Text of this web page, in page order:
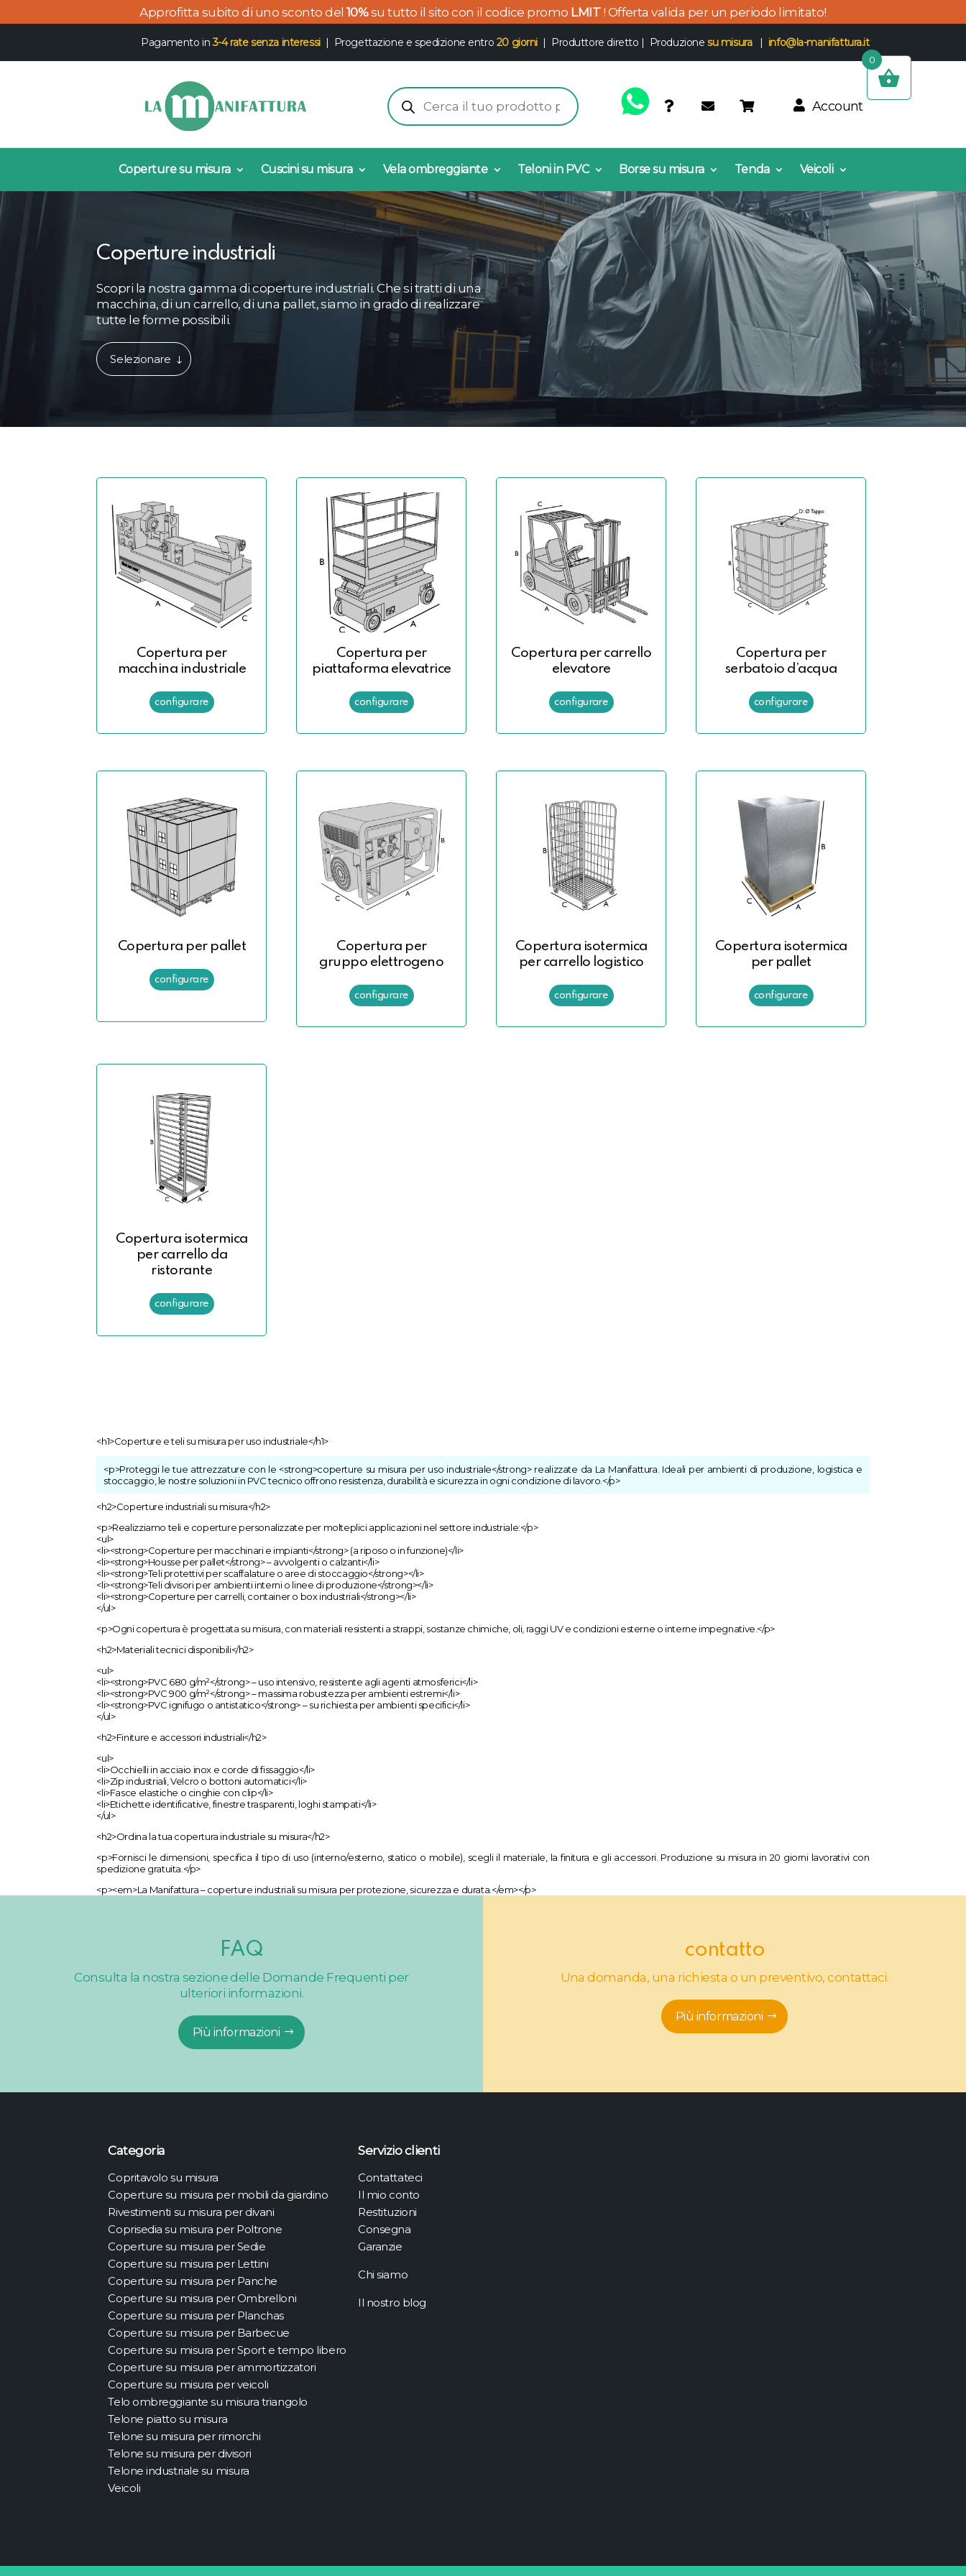
Approfitta subito di uno sconto del 10%su tutto il sito con il codice promo LMIT! Offerta valida per un periodo limitato!
Pagamento in3-4 rate senza interessi| Progettazione e spedizione entro 20 giorni | Produttore diretto | Produzionesu misura| info@la-manifattura.it
Products
search
Account
Coperture su misura Cuscini su misura Vela ombreggiante Teloni in PVC Borse su misura Tenda Veicoli
Coperture industriali
Scopri la nostra gamma di coperture industriali. Che si tratti di una
macchina, di un carrello, di una pallet, siamo in grado di realizzare
tutte le forme possibili.
Selezionare
Copertura per
macchina industriale
Copertura per
piattaforma elevatrice
Copertura per carrello
elevatore
Copertura per
serbatoio d’acqua
Copertura per pallet
Copertura per
gruppo elettrogeno
Copertura isotermica
per carrello logistico
Copertura isotermica
per pallet
Copertura isotermica
per carrello da
ristorante
<h1>Coperture e teli su misura per uso industriale</h1>
<p>Proteggi le tue attrezzature con le <strong>coperture su misura per uso industriale</strong> realizzate da La Manifattura. Ideali per ambienti di produzione, logistica e
stoccaggio, le nostre soluzioni in PVC tecnico offrono resistenza, durabilità e sicurezza in ogni condizione di lavoro.</p>
<h2>Coperture industriali su misura</h2>
<p>Realizziamo teli e coperture personalizzate per molteplici applicazioni nel settore industriale:</p>
<ul>
<li><strong>Coperture per macchinari e impianti</strong> (a riposo o in funzione)</li>
<li><strong>Housse per pallet</strong> – avvolgenti o calzanti</li>
<li><strong>Teli protettivi per scaffalature o aree di stoccaggio</strong></li>
<li><strong>Teli divisori per ambienti interni o linee di produzione</strong></li>
<li><strong>Coperture per carrelli, container o box industriali</strong></li>
</ul>
<p>Ogni copertura è progettata su misura, con materiali resistenti a strappi, sostanze chimiche, oli, raggi UV e condizioni esterne o interne impegnative.</p>
<h2>Materiali tecnici disponibili</h2>
<ul>
<li><strong>PVC 680 g/m²</strong> – uso intensivo, resistente agli agenti atmosferici</li>
<li><strong>PVC 900 g/m²</strong> – massima robustezza per ambienti estremi</li>
<li><strong>PVC ignifugo o antistatico</strong> – su richiesta per ambienti specifici</li>
</ul>
<h2>Finiture e accessori industriali</h2>
<ul>
<li>Occhielli in acciaio inox e corde di fissaggio</li>
<li>Zip industriali, Velcro o bottoni automatici</li>
<li>Fasce elastiche o cinghie con clip</li>
<li>Etichette identificative, finestre trasparenti, loghi stampati</li>
</ul>
<h2>Ordina la tua copertura industriale su misura</h2>
<p>Fornisci le dimensioni, specifica il tipo di uso (interno/esterno, statico o mobile), scegli il materiale, la finitura e gli accessori. Produzione su misura in 20 giorni lavorativi con
spedizione gratuita.</p>
<p><em>La Manifattura – coperture industriali su misura per protezione, sicurezza e durata.</em></p>
FAQ
Consulta la nostra sezione delle Domande Frequenti per
ulteriori informazioni.
Più informazioni
contatto
Una domanda, una richiesta o un preventivo, contattaci.
Più informazioni
Categoria
Copritavolo su misura
Coperture su misura per mobili da giardino
Rivestimenti su misura per divani
Coprisedia su misura per Poltrone
Coperture su misura per Sedie
Coperture su misura per Lettini
Coperture su misura per Panche
Coperture su misura per Ombrelloni
Coperture su misura per Planchas
Coperture su misura per Barbecue
Coperture su misura per Sport e tempo libero
Coperture su misura per ammortizzatori
Coperture su misura per veicoli
Telo ombreggiante su misura triangolo
Telone piatto su misura
Telone su misura per rimorchi
Telone su misura per divisori
Telone industriale su misura
Veicoli
Servizio clienti
Contattateci
Il mio conto
Restituzioni
Consegna
Garanzie
Chi siamo
Il nostro blog
0